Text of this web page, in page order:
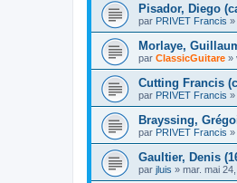
Pisador, Diego
par PRIVET Francis »
Morlaye,
par ClassicGuitare »
Cutting Francis
par PRIVET Francis »
Brayssing,
par PRIVET Francis »
Gaultier, Denis
par jluis » mar. mai